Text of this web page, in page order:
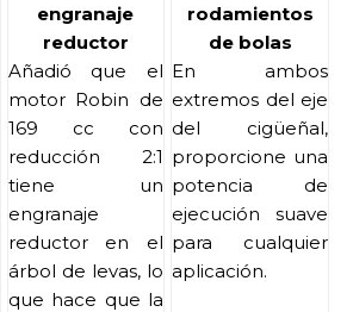
engranaje
reductor
Añadió que el
motor Robin de
169 cc con
reducción 2:1
tiene un
engranaje
reductor en el
árbol de levas, lo
que hace que la
rodamientos
de bolas
En ambos
extremos del eje
del cigüeñal,
proporcione una
potencia de
ejecución suave
para cualquier
aplicación.